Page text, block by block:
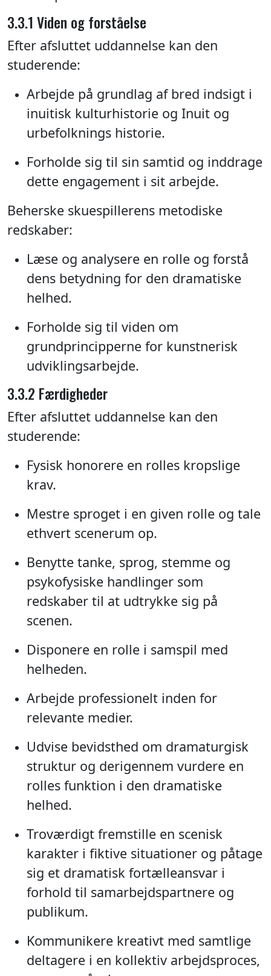
3.3.1 Viden og forståelse
Efter afsluttet uddannelse kan den
studerende:
Arbejde på grundlag af bred indsigt i
inuitisk kulturhistorie og Inuit og
urbefolknings historie.
Forholde sig til sin samtid og inddrage
dette engagement i sit arbejde.
Beherske skuespillerens metodiske
redskaber:
Læse og analysere en rolle og forstå
dens betydning for den dramatiske
helhed.
Forholde sig til viden om
grundprincipperne for kunstnerisk
udviklingsarbejde.
3.3.2 Færdigheder
Efter afsluttet uddannelse kan den
studerende:
Fysisk honorere en rolles kropslige
krav.
Mestre sproget i en given rolle og tale
ethvert scenerum op.
Benytte tanke, sprog, stemme og
psykofysiske handlinger som
redskaber til at udtrykke sig på
scenen.
Disponere en rolle i samspil med
helheden.
Arbejde professionelt inden for
relevante medier.
Udvise bevidsthed om dramaturgisk
struktur og derigennem vurdere en
rolles funktion i den dramatiske
helhed.
Troværdigt fremstille en scenisk
karakter i fiktive situationer og påtage
sig et dramatisk fortælleansvar i
forhold til samarbejdspartnere og
publikum.
Kommunikere kreativt med samtlige
deltagere i en kollektiv arbejdsproces,